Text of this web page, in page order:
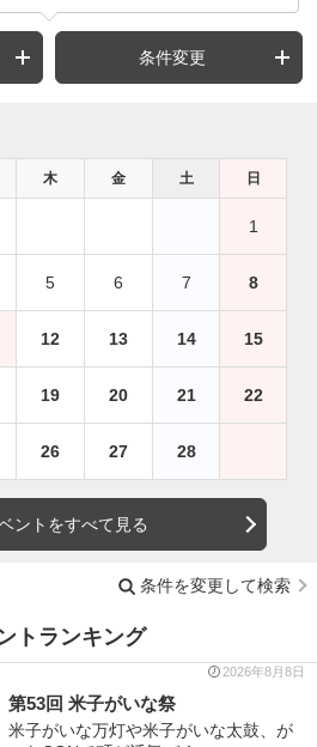
条件変更
木 金 土 日
1
5 6 7 8
12 13 14 15
19 20 21 22
26 27 28
ントをすべて見る
条件を変更して検索
トランキング
2026年8月8日
第53回 米子がいな祭
米子がいな万灯や米子がいな太鼓、が